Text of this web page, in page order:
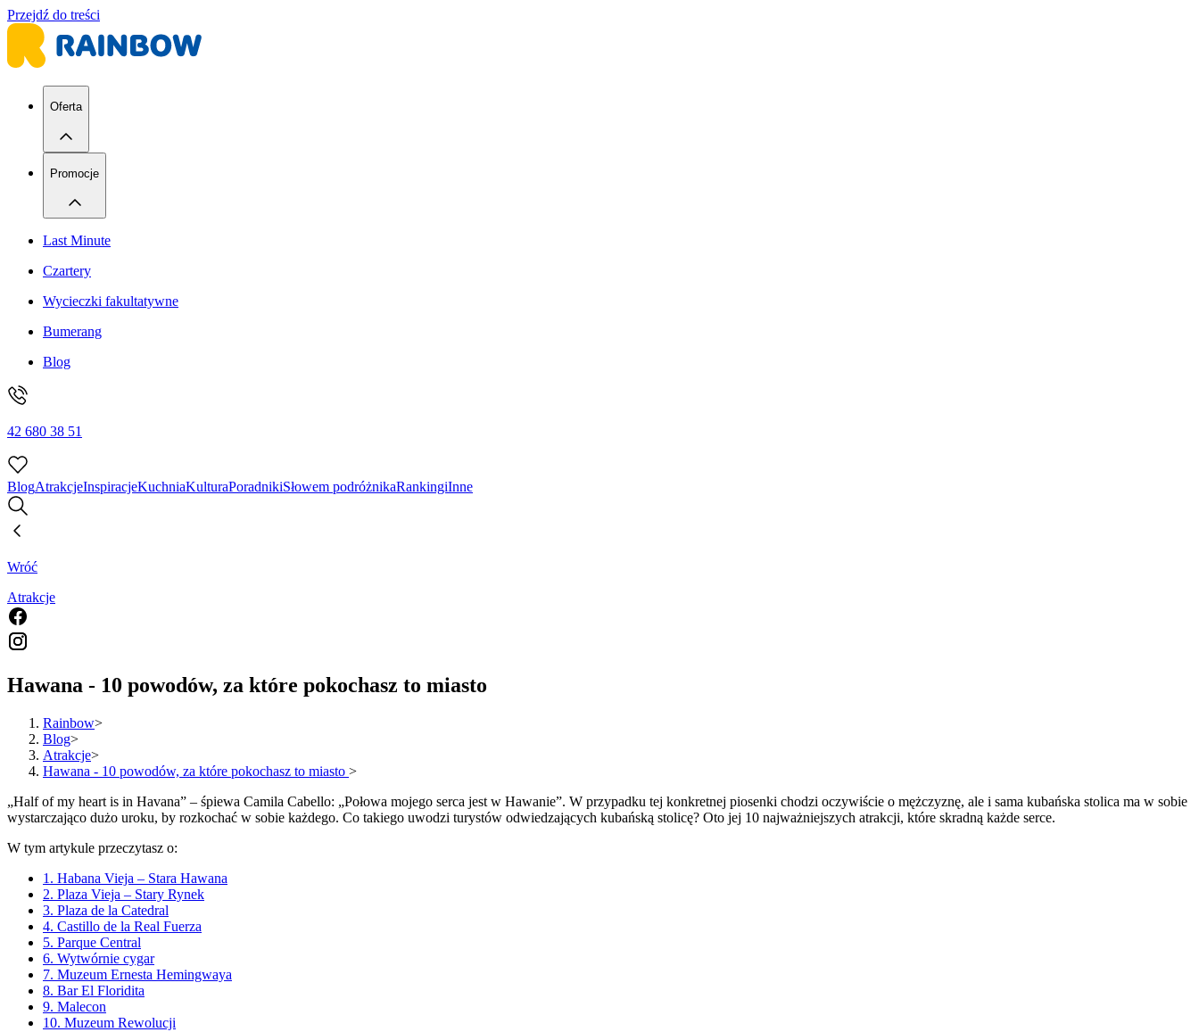
Przejdź do treści
Oferta
Promocje
Last Minute
Czartery
Wycieczki fakultatywne
Bumerang
Blog
42 680 38 51
BlogAtrakcjeInspiracjeKuchniaKulturaPoradnikiSłowem podróżnikaRankingiInne
Wróć
Atrakcje
Hawana - 10 powodów, za które pokochasz to miasto
Rainbow>
Blog>
Atrakcje>
Hawana - 10 powodów, za które pokochasz to miasto >
„Half of my heart is in Havana” – śpiewa Camila Cabello: „Połowa mojego serca jest w Hawanie”. W przypadku tej konkretnej piosenki chodzi oczywiście o mężczyznę, ale i sama kubańska stolica ma w sobie
wystarczająco dużo uroku, by rozkochać w sobie każdego. Co takiego uwodzi turystów odwiedzających kubańską stolicę? Oto jej 10 najważniejszych atrakcji, które skradną każde serce.
W tym artykule przeczytasz o:
1. Habana Vieja – Stara Hawana
2. Plaza Vieja – Stary Rynek
3. Plaza de la Catedral
4. Castillo de la Real Fuerza
5. Parque Central
6. Wytwórnie cygar
7. Muzeum Ernesta Hemingwaya
8. Bar El Floridita
9. Malecon
10. Muzeum Rewolucji